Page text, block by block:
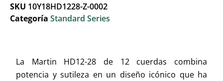
SKU 10Y18HD1228-Z-0002
Categoría Standard Series
La Martin HD12-28 de 12 cuerdas combina
potencia y sutileza en un diseño icónico que ha